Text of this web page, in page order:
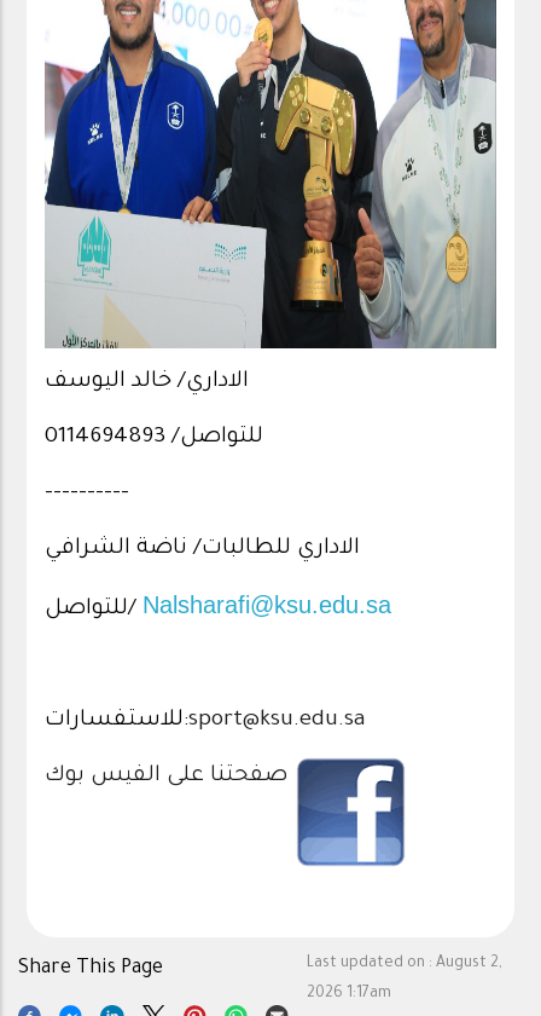
الاداري/ خالد اليوسف
للتواصل/ 0114694893
----------
الاداري للطالبات/ ناضة الشرافي
للتواصل/ Nalsharafi@ksu.edu.sa
للاستفسارات:sport@ksu.edu.sa
Last updated on :August 2,
2026 1:17am
Share This Page